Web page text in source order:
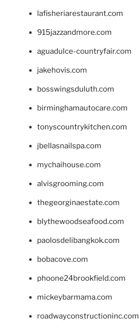
lafisheriarestaurant.com
915jazzandmore.com
aguadulce-countryfair.com
jakehovis.com
bosswingsduluth.com
birminghamautocare.com
tonyscountrykitchen.com
jbellasnailspa.com
mychaihouse.com
alvisgrooming.com
thegeorginaestate.com
blythewoodseafood.com
paolosdelibangkok.com
bobacove.com
phoone24brookfield.com
mickeybarmama.com
roadwayconstructioninc.com